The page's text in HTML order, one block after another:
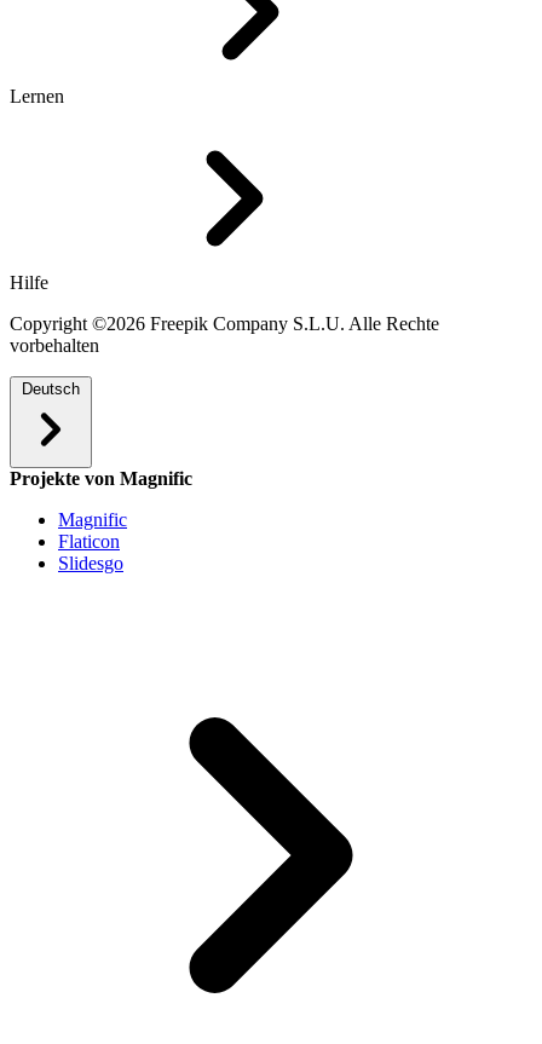
Lernen
Hilfe
Copyright ©2026 Freepik Company S.L.U. Alle Rechte
vorbehalten
Deutsch
Projekte von Magnific
Magnific
Flaticon
Slidesgo